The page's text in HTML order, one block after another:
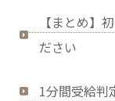
【まとめ】
ださい
1分間受給判